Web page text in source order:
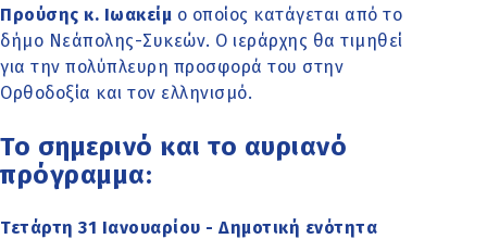
Προύσης κ. Ιωακείμ ο οποίος κατάγεται από το
δήμο Νεάπολης-Συκεών. Ο ιεράρχης θα τιμηθεί
για την πολύπλευρη προσφορά του στην
Ορθοδοξία και τον ελληνισμό.
Το σημερινό και το αυριανό
πρόγραμμα:
Τετάρτη 31 Ιανουαρίου - Δημοτική ενότητα